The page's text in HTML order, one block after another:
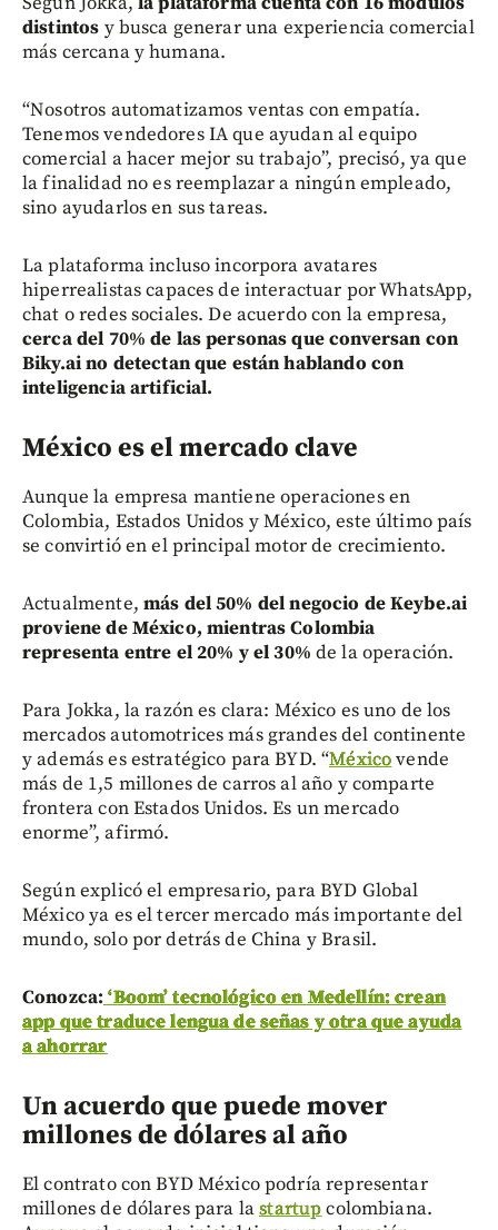
distintos y busca generar una experiencia comercial
más cercana y humana.
“Nosotros automatizamos ventas con empatía.
Tenemos vendedores IA que ayudan al equipo
comercial a hacer mejor su trabajo”, precisó, ya que
la finalidad no es reemplazar a ningún empleado,
sino ayudarlos en sus tareas.
La plataforma incluso incorpora avatares
hiperrealistas capaces de interactuar por WhatsApp,
chat o redes sociales. De acuerdo con la empresa,
cerca del 70% de las personas que conversan con
Biky.ai no detectan que están hablando con
inteligencia artificial.
México es el mercado clave
Aunque la empresa mantiene operaciones en
Colombia, Estados Unidos y México, este último país
se convirtió en el principal motor de crecimiento.
Actualmente, más del 50% del negocio de Keybe.ai
proviene de México, mientras Colombia
representa entre el 20% y el 30% de la operación.
Para Jokka, la razón es clara: México es uno de los
mercados automotrices más grandes del continente
y además es estratégico para BYD. “Méxicovende
más de 1,5 millones de carros al año y comparte
frontera con Estados Unidos. Es un mercado
enorme”, afirmó.
Según explicó el empresario, para BYD Global
México ya es el tercer mercado más importante del
mundo, solo por detrás de China y Brasil.
Conozca: ‘Boom’ tecnológico en Medellín: crean
app que traduce lengua de señas y otra que ayuda
a ahorrar
Un acuerdo que puede mover
millones de dólares al año
El contrato con BYD México podría representar
millones de dólares para lastartupcolombiana.